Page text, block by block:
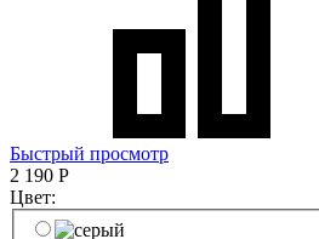
Быстрый просмотр
2 190 Р
Цвет: